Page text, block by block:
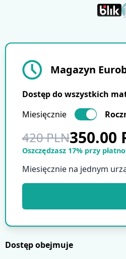
Magazyn
Dostęp do wszystkich
Miesięcznie
420 PLN350.00
Oszczędzasz 17% przy
Miesięcznie na jednym
Dostęp obejmuje